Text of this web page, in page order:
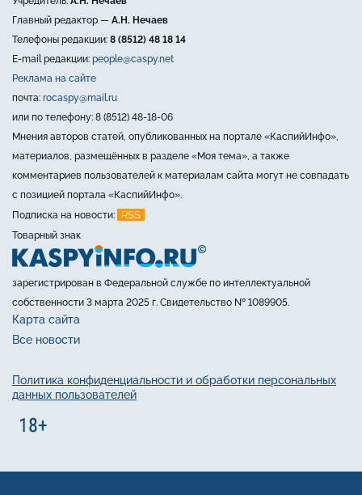
Главный редактор — А.Н. Нечаев
Телефоны редакции: 8 (8512) 48 18 14
E-mail редакции: people@caspy.net
Реклама на сайте
почта: rocaspy@mail.ru
или по телефону: 8 (8512) 48-18-06
Мнения авторов статей, опубликованных на портале «КаспийИнфо»,
материалов, размещённых в разделе «Моя тема», а также
комментариев пользователей к материалам сайта могут не совпадать
с позицией портала «КаспийИнфо».
Подписка на новости:
RSS
Товарный знак
зарегистрирован в Федеральной службе по интеллектуальной
собственности 3 марта 2025 г. Свидетельство № 1089905.
Карта сайта
Все новости
Политика конфиденциальности и обработки персональных
данных пользователей